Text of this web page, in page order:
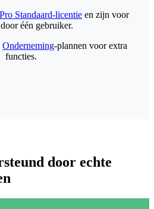
Pro Standaard-licentie en zijn voor
één gebruiker.
Onderneming-plannen voor extra
functies.
door echte